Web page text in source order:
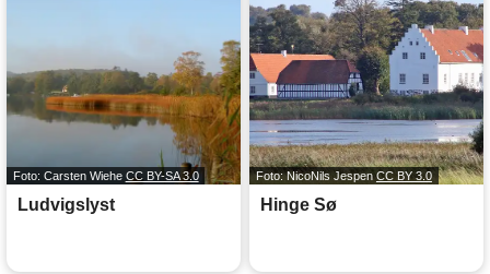
Foto: Carsten Wiehe CC BY-SA 3.0
Ludvigslyst
Foto: NicoNils Jespen CC BY 3.0
Hinge Sø